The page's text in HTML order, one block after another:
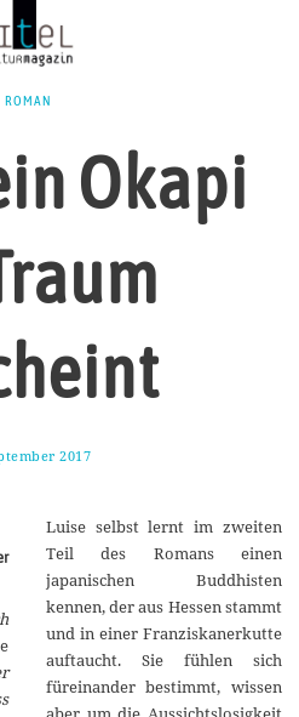
ROMAN
Okapi
2017
a
0
1
8
Luise selbst lernt im zweiten
Teil des Romans einen
japanischen Buddhisten
kennen, der aus Hessen stammt
und in einer Franziskanerkutte
auftaucht. Sie fühlen sich
füreinander bestimmt, wissen